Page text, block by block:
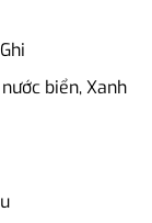
biển, Xanh